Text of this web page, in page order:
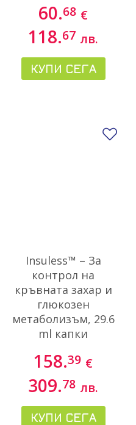
60.68 €
118.67 лв.
КУПИ СЕГА
Insuless™ – За
контрол на
кръвната захар и
глюкозен
метаболизъм, 29.6
ml капки
158.39 €
309.78 лв.
КУПИ СЕГА